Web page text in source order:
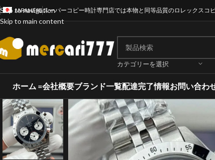
Skip to navigation
Skip to main content
JAPANESEスーパーコピー時計専門店では本物と同等品質のロレックスコ
カテゴリーを選択
ホーム =会社概要ブランド一覧配達完了情報お問い合わ